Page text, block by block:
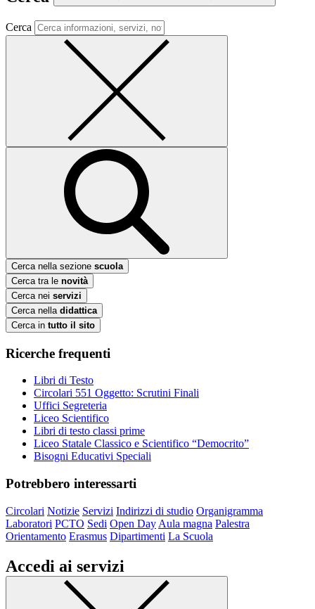
Cerca
Cerca nella sezione scuola
Cerca tra le novità
Cerca nei servizi
Cerca nella didattica
Cerca in tutto il sito
Ricerche frequenti
Libri di Testo
Circolari 551 Oggetto: Scrutini Finali
Uffici Segreteria
Liceo Scientifico
Libri di testo classi prime
Liceo Statale Classico e Scientifico “Democrito”
Bisogni Educativi Speciali
Potrebbero interessarti
Circolari Notizie Servizi Indirizzi di studio Organigramma
Laboratori PCTO Sedi Open Day Aula magna Palestra
Orientamento Erasmus Dipartimenti La Scuola
Accedi ai servizi